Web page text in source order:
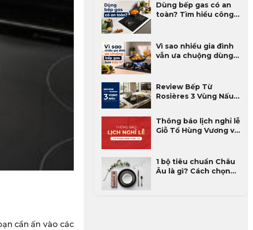
cần ấn vào các
Dùng bếp gas có an
toàn? Tìm hiểu công
Vì sao nhiều gia đình
vẫn ưa chuộng dùng
Review Bếp Từ
Rosières 3 Vùng Nấu
Giá Thực Tế 2026
Thông báo lịch nghỉ lễ
Giỗ Tổ Hùng Vương và
1 bộ tiêu chuẩn Châu
Âu là gì? Cách chọn